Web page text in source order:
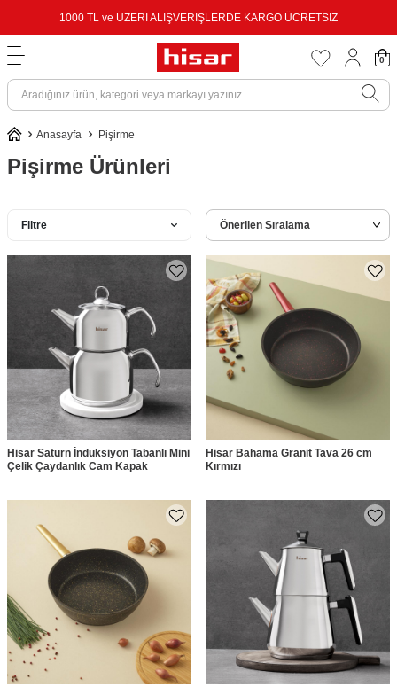
1000 TL ve ÜZERİ ALIŞVERİŞLERDE KARGO ÜCRETSİZ
0
Anasayfa Pişirme
Pişirme Ürünleri
Filtre
Hisar Satürn İndüksiyon Tabanlı Mini
Çelik Çaydanlık Cam Kapak
Hisar Bahama Granit Tava 26 cm
Kırmızı